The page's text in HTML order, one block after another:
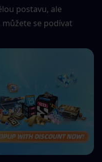
postavu, ale
se podívat